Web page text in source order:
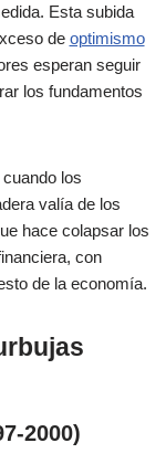
Esta subida
de optimismo
esperan seguir
los fundamentos
los
valía de los
hace colapsar los
con
de la economía.
2000)